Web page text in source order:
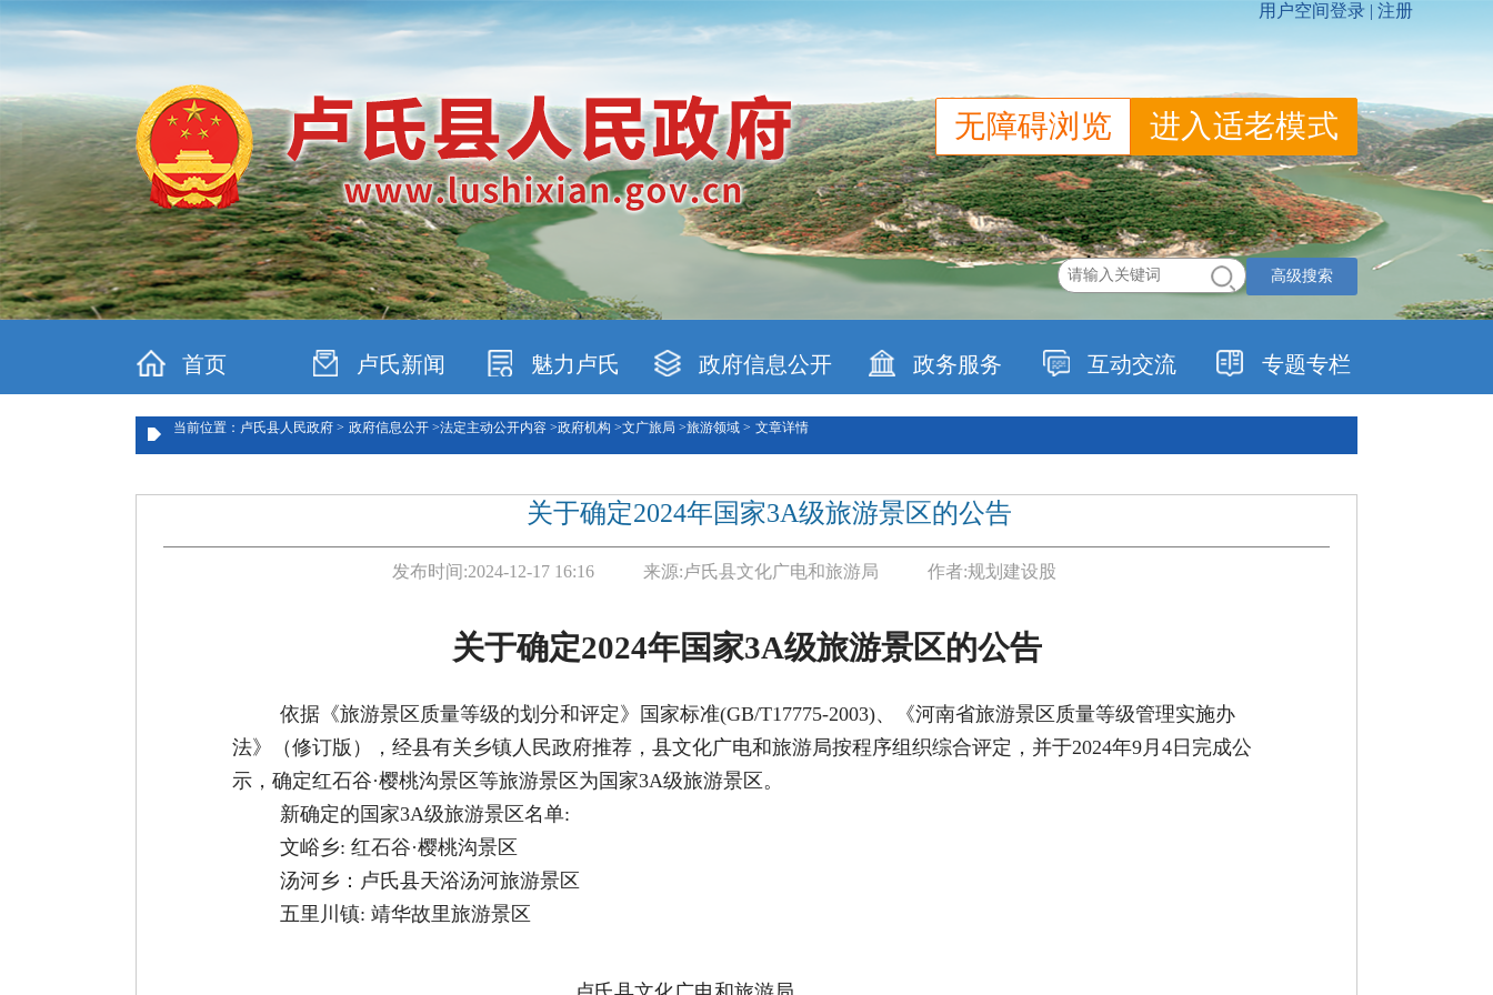
无障碍浏览 进入适老模式
高级搜索
首页 卢氏新闻 魅力卢氏 政府信息公开 政务服务 互动交流 专题专栏
当前位置：卢氏县人民政府 > 政府信息公开 >法定主动公开内容 >政府机构 >文广旅局 >旅游领域 > 文章详情
关于确定2024年国家3A级旅游景区的公告
发布时间:2024-12-17 16:16 来源:卢氏县文化广电和旅游局 作者:规划建设股
关于确定2024年国家3A级旅游景区的公告
依据 《旅游景区质量等级的划分和评定》国家标准(GB/T17775-2003)、《河南省旅游景区质量等级管理实施办
法》（修订版），经县有关乡镇人民政府推荐，县文化广电和旅游局按程序组织综合评定，并于2024年9月 4 日完成公
示，确定红石谷·樱桃沟景区等旅游景区为国家3A级旅游景区。
新确定的国家3A级旅游景区名单:
文峪乡: 红石谷·樱桃沟景区
汤河乡：卢氏县天浴汤河旅游景区
五里川镇: 靖华故里旅游景区